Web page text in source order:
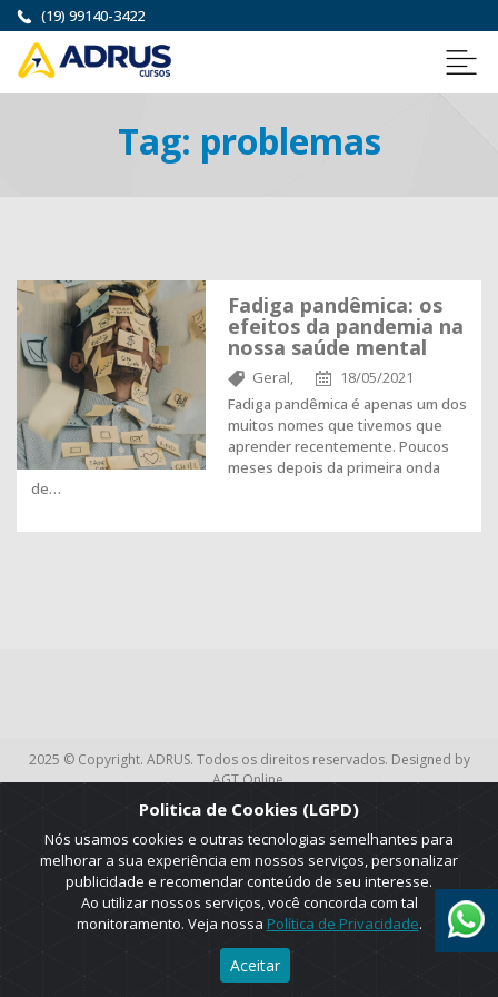
(19) 99140-3422
Tag: problemas
Fadiga pandêmica: os
efeitos da pandemia na
nossa saúde mental
Geral,
18/05/2021
Fadiga pandêmica é apenas um dos
muitos nomes que tivemos que
aprender recentemente. Poucos
meses depois da primeira onda
de…
2025 © Copyright. ADRUS. Todos os direitos reservados. Designed by
AGT Online.
Politica de Cookies (LGPD)
Nós usamos cookies e outras tecnologias semelhantes para
melhorar a sua experiência em nossos serviços, personalizar
publicidade e recomendar conteúdo de seu interesse.
Ao utilizar nossos serviços, você concorda com tal
monitoramento. Veja nossa Política de Privacidade.
Aceitar